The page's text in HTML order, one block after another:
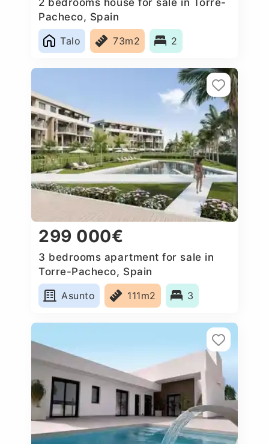
Pacheco, Spain
Talo
73m2 2
299 000€
3 bedrooms apartment for sale in
Torre-Pacheco, Spain
Asunto
111m2 3